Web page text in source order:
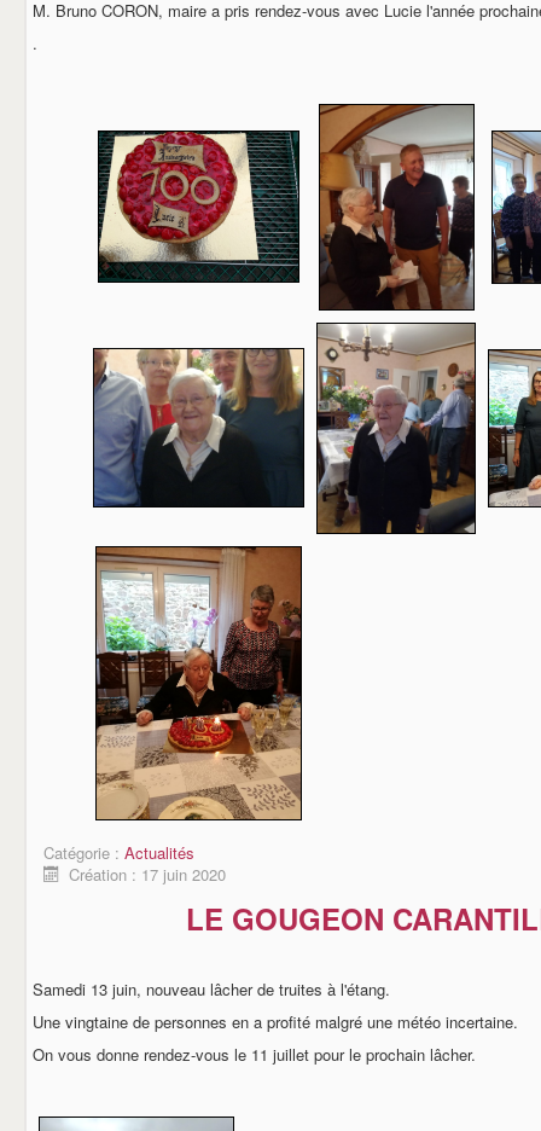
CARTE D'IDENTITE
PASSEPORT
UN PEU D'HISTOIRE
URBANISME
EGLISE ET CULTE
VOS ELUS
BIBLIOTHEQUE
CONTACT
M. Bruno CORON, maire a pris rendez-vous avec Lucie l'année
.
Catégorie : Actualités
Création : 17 juin 2020
LE GOUGEON
Samedi 13 juin, nouveau lâcher de truites à l'étang.
Une vingtaine de personnes en a profité malgré une météo incertaine.
On vous donne rendez-vous le 11 juillet pour le prochain lâcher.